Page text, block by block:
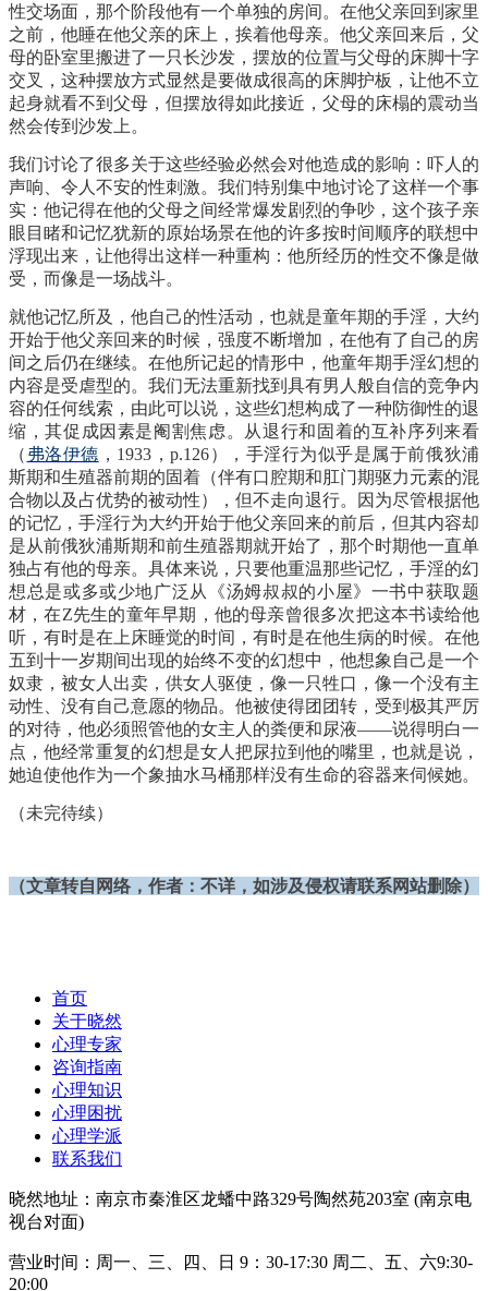
性交场面，那个阶段他有一个单独的房间。在他父亲回到家里
之前，他睡在他父亲的床上，挨着他母亲。他父亲回来后，父
母的卧室里搬进了一只长沙发，摆放的位置与父母的床脚十字
交叉，这种摆放方式显然是要做成很高的床脚护板，让他不立
起身就看不到父母，但摆放得如此接近，父母的床榻的震动当
然会传到沙发上。
我们讨论了很多关于这些经验必然会对他造成的影响：吓人的
声响、令人不安的性刺激。我们特别集中地讨论了这样一个事
实：他记得在他的父母之间经常爆发剧烈的争吵，这个孩子亲
眼目睹和记忆犹新的原始场景在他的许多按时间顺序的联想中
浮现出来，让他得出这样一种重构：他所经历的性交不像是做
受，而像是一场战斗。
就他记忆所及，他自己的性活动，也就是童年期的手淫，大约
开始于他父亲回来的时候，强度不断增加，在他有了自己的房
间之后仍在继续。在他所记起的情形中，他童年期手淫幻想的
内容是受虐型的。我们无法重新找到具有男人般自信的竞争内
容的任何线索，由此可以说，这些幻想构成了一种防御性的退
缩，其促成因素是阉割焦虑。从退行和固着的互补序列来看
（ 弗洛伊德 ， 1933，p.126），手淫行为似乎是属于前俄狄浦
斯期和生殖器前期的固着（伴有口腔期和肛门期驱力元素的混
合物以及占优势的被动性），但不走向退行。因为尽管根据他
的记忆，手淫行为大约开始于他父亲回来的前后，但其内容却
是从前俄狄浦斯期和前生殖器期就开始了，那个时期他一直单
独占有他的母亲。具体来说，只要他重温那些记忆，手淫的幻
想总是或多或少地广泛从《汤姆叔叔的小屋》一书中获取题
材，在Z先生的童年早期，他的母亲曾很多次把这本书读给他
听，有时是在上床睡觉的时间，有时是在他生病的时候。在他
五到十一岁期间出现的始终不变的幻想中，他想象自己是一个
奴隶，被女人出卖，供女人驱使，像一只牲口，像一个没有主
动性、没有自己意愿的物品。他被使得团团转，受到极其严厉
的对待，他必须照管他的女主人的粪便和尿液——说得明白一
点，他经常重复的幻想是女人把尿拉到他的嘴里，也就是说，
她迫使他作为一个象抽水马桶那样没有生命的容器来伺候她。
（未完待续）
（文章转自网络，作者： 不详 ，如涉及侵权请联系网站删除）
首页
关于晓然
心理专家
咨询指南
心理知识
心理困扰
心理学派
联系我们
晓然地址：南京市秦淮区龙蟠中路329号陶然苑203室 (南京电
视台对面)
营业时间：周一、三、四、日 9：30-17:30 周二、五、六9:30-
20:00